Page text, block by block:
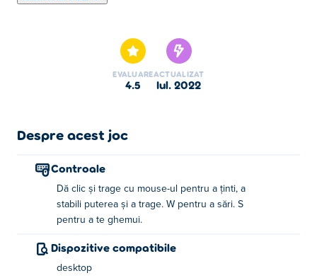
EVALUARE
4.5
ACTUALIZAT
iul. 2022
Despre acest joc
Controale
Dă clic și trage cu mouse-ul pentru a ținti, a
stabili puterea și a trage. W pentru a sări. S
pentru a te ghemui.
Dispozitive compatibile
desktop